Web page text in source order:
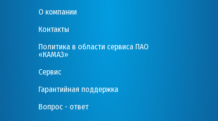
О компании
Контакты
Политика в области сервиса ПАО
«КАМАЗ»
Сервис
Гарантийная поддержка
Вопрос - ответ